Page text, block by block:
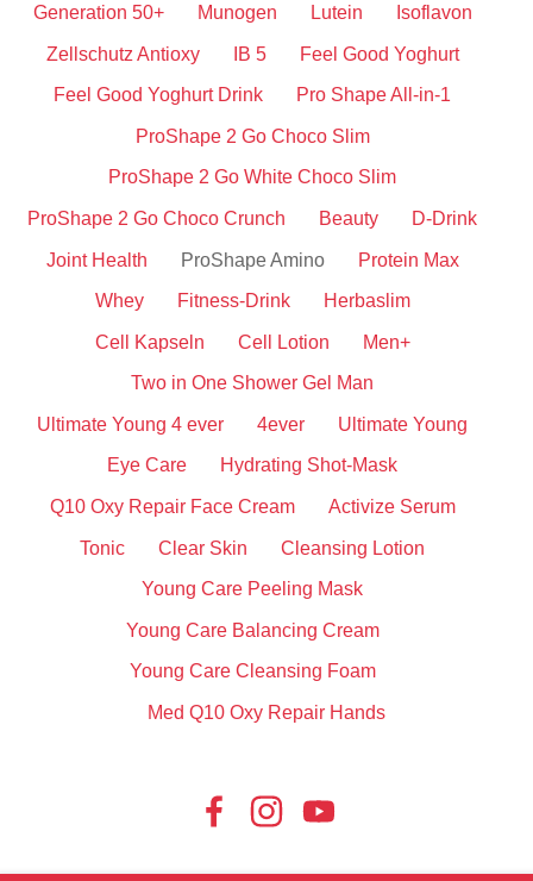
Generation 50+ Munogen Lutein Isoflavon
Zellschutz Antioxy IB 5 Feel Good Yoghurt
Feel Good Yoghurt Drink Pro Shape All-in-1
ProShape 2 Go Choco Slim
ProShape 2 Go White Choco Slim
ProShape 2 Go Choco Crunch Beauty D-Drink
Joint Health ProShape Amino Protein Max
Whey Fitness-Drink Herbaslim
Cell Kapseln Cell Lotion Men+
Two in One Shower Gel Man
Ultimate Young 4 ever 4ever Ultimate Young
Eye Care Hydrating Shot-Mask
Q10 Oxy Repair Face Cream Activize Serum
Tonic Clear Skin Cleansing Lotion
Young Care Peeling Mask
Young Care Balancing Cream
Young Care Cleansing Foam
Med Q10 Oxy Repair Hands